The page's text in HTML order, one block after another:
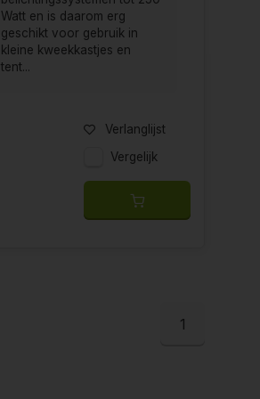
Watt en is daarom erg
geschikt voor gebruik in
kleine kweekkastjes en
tent...
Verlanglijst
Vergelijk
1